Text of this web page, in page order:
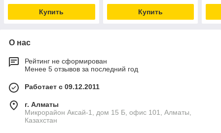
Купить Купить
О нас
Рейтинг не сформирован
Менее 5 отзывов за последний год
Работает с 09.12.2011
г. Алматы
Микрорайон Аксай-1, дом 15 Б, офис 101, Алматы,
Казахстан